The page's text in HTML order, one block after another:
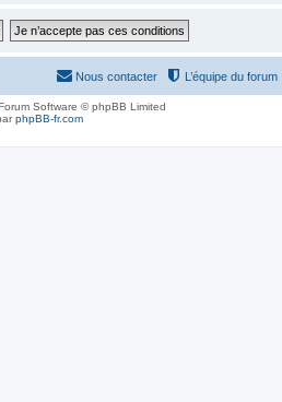
L’équipe du forum
Nous contacter
Software © phpBB Limited
phpBB-fr.com